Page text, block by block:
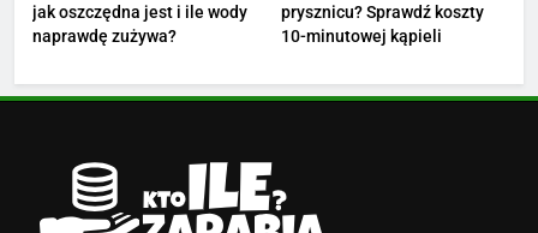
5
średnie zarobki na tym
Akcje charytatywne w szkole:
jak oszczędna jest i ile wody
naprawdę zużywa?
prysznicu? Sprawdź koszty
10-minutowej kąpieli